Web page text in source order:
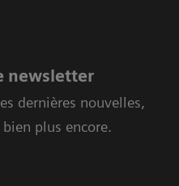
newsletter
dernières nouvelles,
plus encore.